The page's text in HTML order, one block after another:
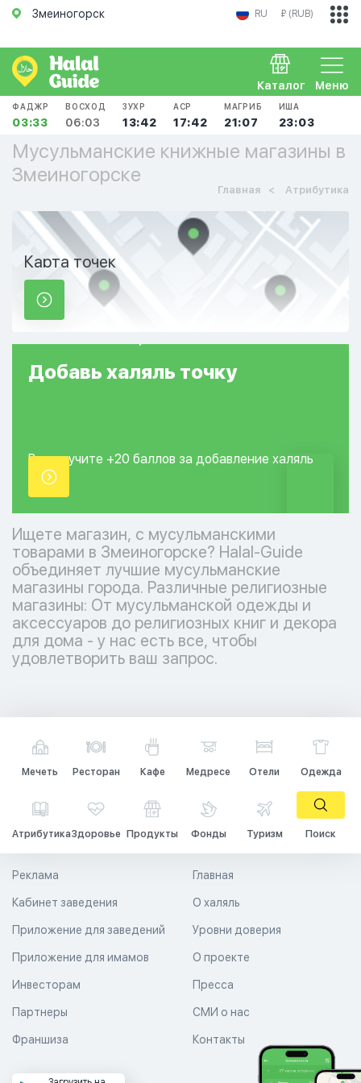
Змеиногорск RU ₽ (RUB)
Меню
Каталог
ФАДЖР
03:33
ВОСХОД
06:03
ЗУХР
13:42
АСР
17:42
МАГРИБ
21:07
ИША
23:03
Мусульманские книжные магазины в
Змеиногорске
Главная Атрибутика
Карта точек
Добавь халяль точку
Вы получите +20 баллов за добавление халяль
точки.
Ищете магазин, с мусульманскими
товарами в Змеиногорске? Halal-Guide
объединяет лучшие мусульманские
магазины города. Различные религиозные
магазины: От мусульманской одежды и
аксессуаров до религиозных книг и декора
для дома - у нас есть все, чтобы
удовлетворить ваш запрос.
Мечеть Ресторан Кафе Медресе Отели Одежда
АтрибутикаЗдоровье Продукты Фонды Туризм Поиск
Главная
О халяль
Уровни доверия
Реклама
Кабинет заведения
Приложение для заведений
Приложение для имамов О проекте
Пресса
СМИ о нас
Контакты
Инвесторам
Партнеры
Франшиза